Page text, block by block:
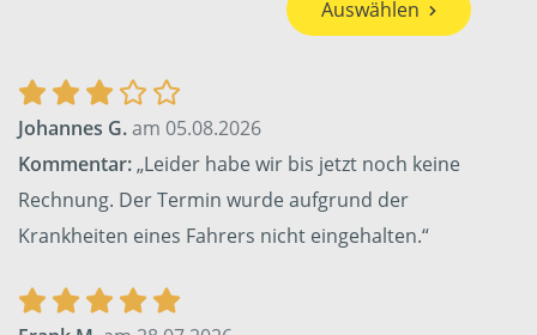
Auswählen
Johannes G.am 05.08.2026
Kommentar:„Leider habe wir bis jetzt noch keine
Rechnung. Der Termin wurde aufgrund der
Krankheiten eines Fahrers nicht eingehalten.“